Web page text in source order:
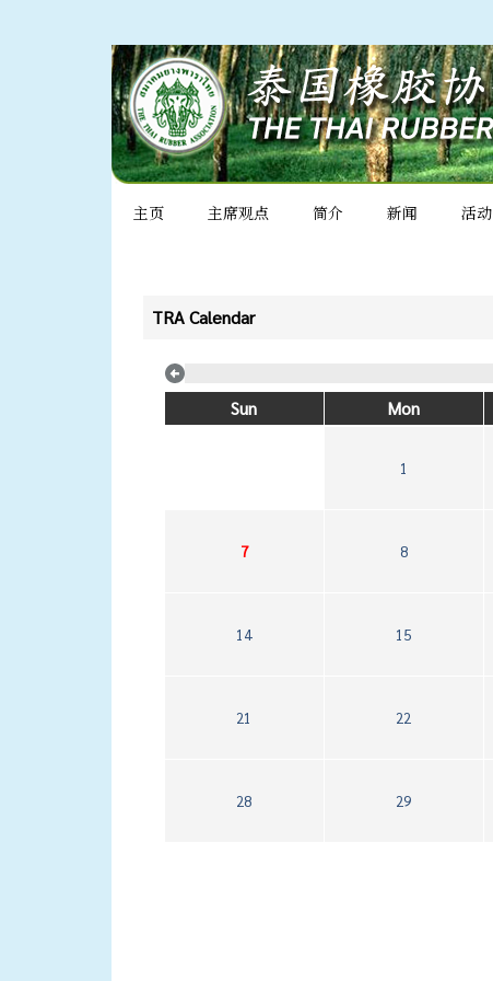
主页 主席观点 简介 新闻 活动
TRA Calendar
Sun Mon
1
7 8
14 15
21 22
28 29